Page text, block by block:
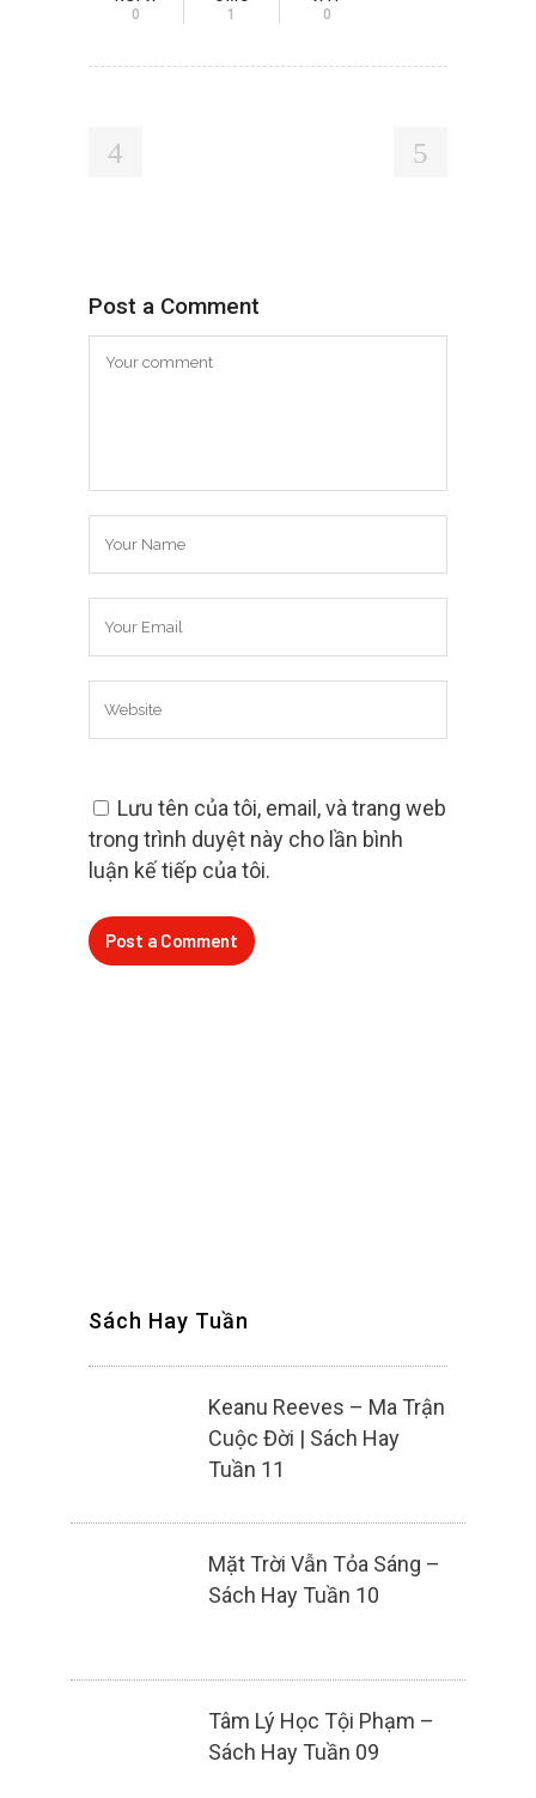
0
1
0
Post a Comment
Lưu tên của tôi, email, và trang web
trong trình duyệt này cho lần bình
luận kế tiếp của tôi.
Sách Hay Tuần
Keanu Reeves – Ma Trận
Cuộc Đời | Sách Hay
Tuần 11
Mặt Trời Vẫn Tỏa Sáng –
Sách Hay Tuần 10
Tâm Lý Học Tội Phạm –
Sách Hay Tuần 09